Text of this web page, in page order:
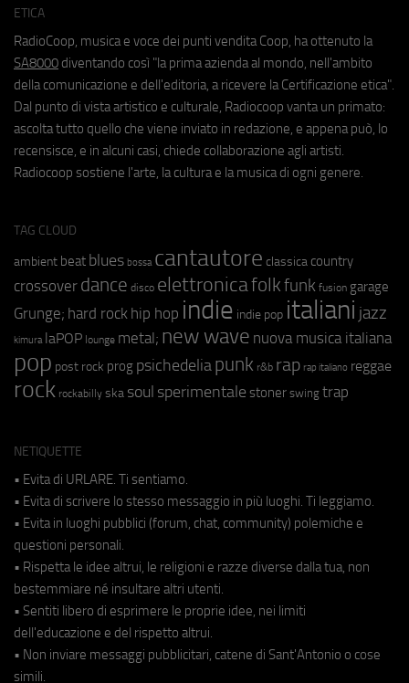
ETICA
RadioCoop, musica e voce dei punti vendita Coop, ha ottenuto la
SA8000 diventando così "la prima azienda al mondo, nell'ambito
della comunicazione e dell'editoria, a ricevere la Certificazione etica".
Dal punto di vista artistico e culturale, Radiocoop vanta un primato:
ascolta tutto quello che viene inviato in redazione, e appena può, lo
recensisce, e in alcuni casi, chiede collaborazione agli artisti.
Radiocoop sostiene l'arte, la cultura e la musica di ogni genere.
TAG CLOUD
ambient beat blues bossa cantautore classica country
crossover dance disco elettronicafolkfunk fusion garage
Grunge; hard rock hip hop indie indie pop italiani jazz
kimura laPOP lounge metal; new wave nuova musica italiana
pop post rock prog psichedeliapunk r&b rap rap italiano reggae
rock rockabilly ska soul sperimentale stoner swing trap
NETIQUETTE
• Evita di URLARE. Ti sentiamo.
• Evita di scrivere lo stesso messaggio in più luoghi. Ti leggiamo.
• Evita in luoghi pubblici (forum, chat, community) polemiche e
questioni personali.
• Rispetta le idee altrui, le religioni e razze diverse dalla tua, non
bestemmiare né insultare altri utenti.
• Sentiti libero di esprimere le proprie idee, nei limiti
dell'educazione e del rispetto altrui.
• Non inviare messaggi pubblicitari, catene di Sant'Antonio o cose
simili.